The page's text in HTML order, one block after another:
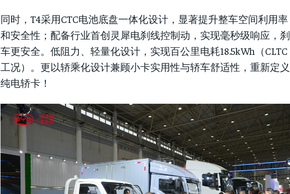
同时，T4采用CTC电池底盘一体化设计，显著提升整车空间利用率
和安全性；配备行业首创灵犀电刹线控制动，实现毫秒级响应，刹
车更安全。低阻力、轻量化设计，实现百公里电耗18.5kWh（CLTC
工况）。更以轿乘化设计兼顾小卡实用性与轿车舒适性，重新定义
纯电轿卡！